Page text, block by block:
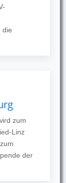
die
zum
Linz
der